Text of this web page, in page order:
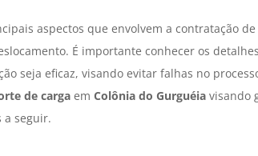
aspectos que envolvem a contratação de
É importante conhecer os
seja eficaz, visando evitar falhas no
de cargaem Colônia do Gurguéiavisando
a seguir.